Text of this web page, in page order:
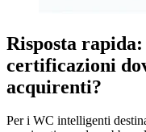
Risposta
certificazioni
acquirenti?
Per i WC intelligenti